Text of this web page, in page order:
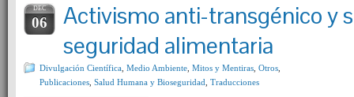
DEC
06
Activismo anti-transgénico y
seguridad alimentaria
Divulgación Científica Medio Ambiente Mitos y Mentiras Otros
Publicaciones Salud Humana y Bioseguridad Traducciones